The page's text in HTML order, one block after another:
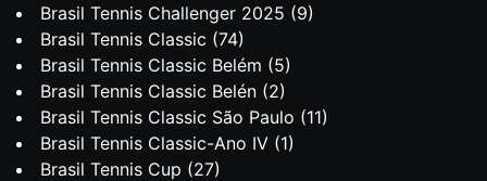
Brasil Tennis Challenger 2025 (9)
Brasil Tennis Classic (74)
Brasil Tennis Classic Belém (5)
Brasil Tennis Classic Belén (2)
Brasil Tennis Classic São Paulo (11)
Brasil Tennis Classic-Ano IV (1)
Brasil Tennis Cup (27)